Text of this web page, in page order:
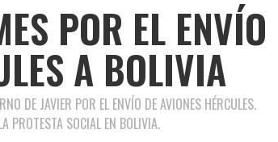
POR EL ENVÍO
A BOLIVIA
DE JAVIER POR EL ENVÍO DE AVIONES HÉRCULES.
PROTESTA SOCIAL EN BOLIVIA.